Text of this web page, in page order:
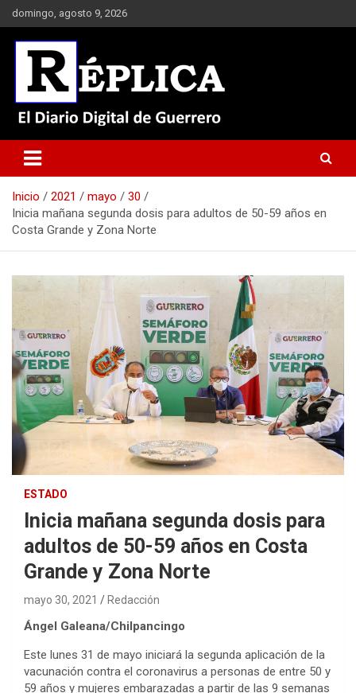
Saltar
al
contenido
domingo, agosto 9, 2026
Réplica
Inicio 2021 mayo
30
Inicia mañana segunda dosis para adultos de 50-59 años en
Costa Grande y Zona Norte
ESTADO
Inicia mañana segunda dosis para
adultos de 50-59 años en Costa
Grande y Zona Norte
mayo 30, 2021 Redacción
Ángel Galeana/Chilpancingo
Este lunes 31 de mayo iniciará la segunda aplicación de la
vacunación contra el coronavirus a personas de entre 50 y
59 años y mujeres embarazadas a partir de las 9 semanas